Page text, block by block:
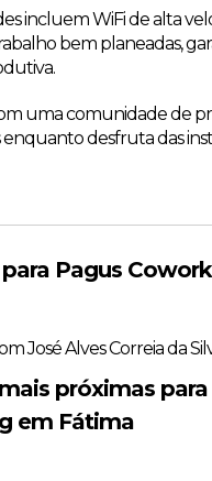
incluem WiFi de alta
bem planeadas,
uma comunidade de
enquanto desfruta das
Pagus
José Alves Correia da
próximas
em Fátima